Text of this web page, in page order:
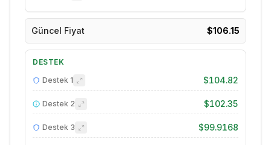
Güncel Fiyat $106.15
DESTEK
Destek 1 $104.82
Destek 2 $102.35
Destek 3 $99.9168